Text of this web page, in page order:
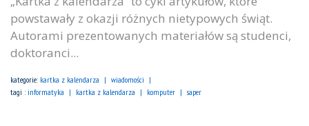
powstawały z okazji różnych nietypowych świąt.
Autorami prezentowanych materiałów są studenci,
doktoranci...
kategorie: kartka z kalendarza
wiadomości
tagi : informatyka kartka z kalendarza komputer saper